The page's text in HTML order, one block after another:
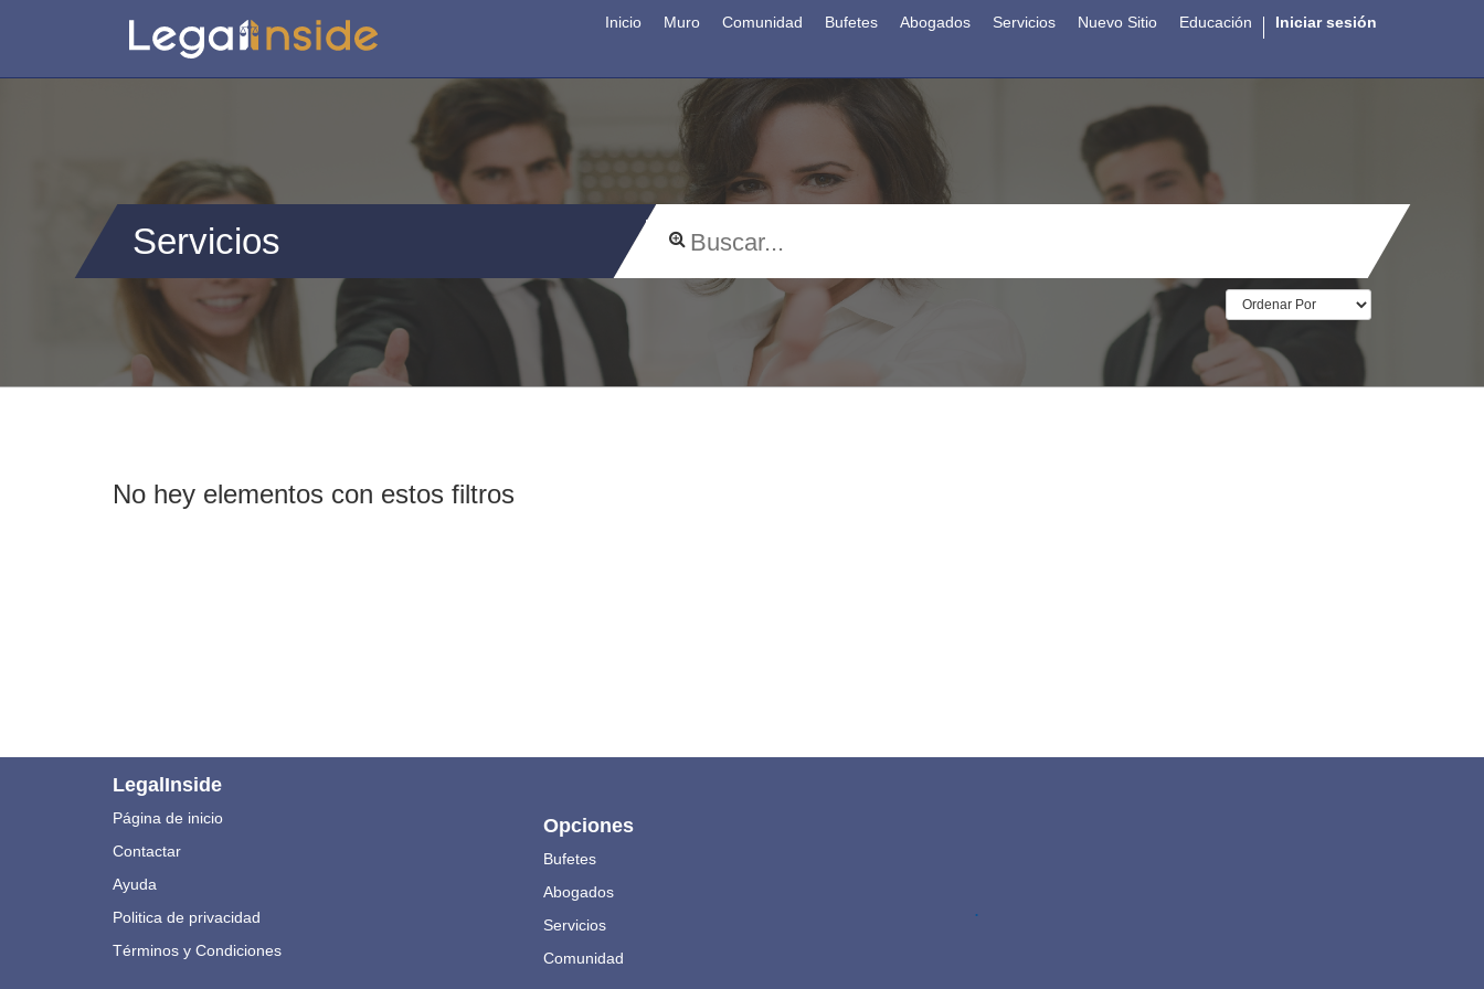
Inicio Muro Comunidad Bufetes Abogados Servicios Nuevo Sitio Educación Iniciar sesión
Servicios
No hey elementos con estos filtros
LegalInside
Página de inicio
Contactar
Ayuda
Politica de privacidad
Términos y Condiciones
Opciones
Bufetes
Abogados
Servicios
Comunidad
.